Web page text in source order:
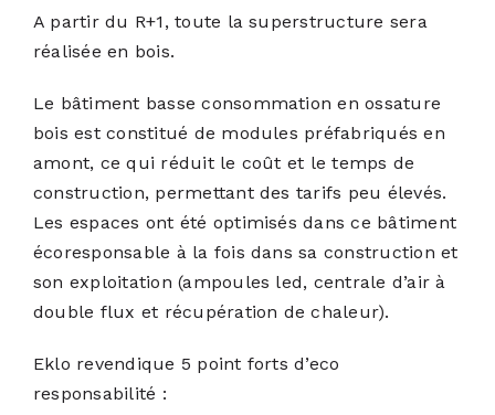
A partir du R+1, toute la superstructure sera
réalisée en bois.
Le bâtiment basse consommation en ossature
bois est constitué de modules préfabriqués en
amont, ce qui réduit le coût et le temps de
construction, permettant des tarifs peu élevés.
Les espaces ont été optimisés dans ce bâtiment
écoresponsable à la fois dans sa construction et
son exploitation (ampoules led, centrale d’air à
double flux et récupération de chaleur).
Eklo revendique 5 point forts d’eco
responsabilité :